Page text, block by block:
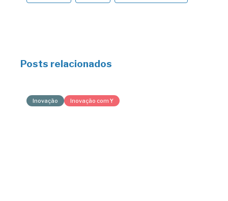
Posts relacionados
Inovação Inovação com Y